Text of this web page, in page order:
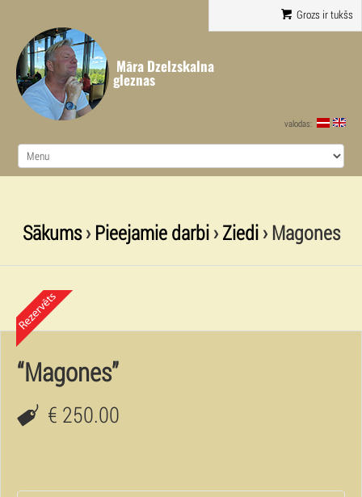
Grozs ir tukšs
Māra Dzelzskalna
gleznas
valodas:
Sākums› Pieejamie darbi›Ziedi› Magones
“Magones”
€ 250.00